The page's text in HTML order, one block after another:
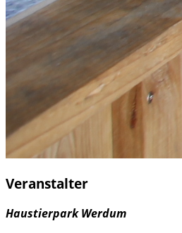
Veranstalter
Haustierpark Werdum